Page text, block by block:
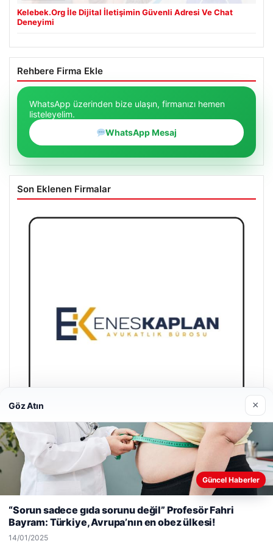
Kelebek.Org İle Dijital İletişimin Güvenli Adresi Ve Chat
Deneyimi
Rehbere Firma Ekle
WhatsApp üzerinden bize ulaşın, firmanızı hemen
listeleyelim.
WhatsApp Mesaj
Son Eklenen Firmalar
Enes Kaplan Avukatlık Bürosu
28/04/2026
Web sitemizi nasıl kullandığınızı daha iyi anlayabilmek,
kullanıyoruz.Çerez Politikamız
Kabul Et
Göz Atın ×
Güncel Haberler
“Sorun sadece gıda sorunu değil” Profesör Fahri
Bayram: Türkiye, Avrupa’nın en obez ülkesi!
14/01/2025